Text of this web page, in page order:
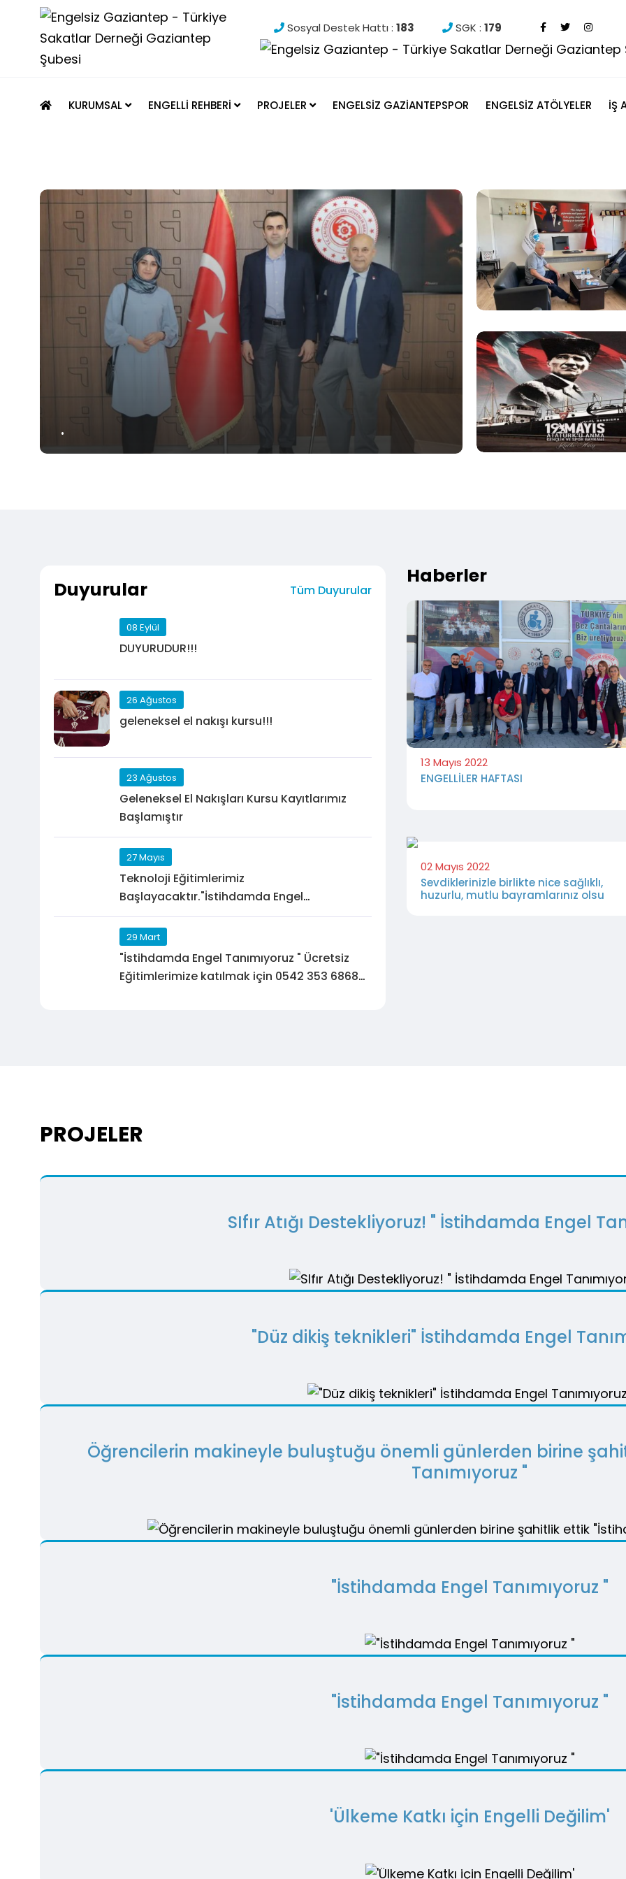
Sosyal Destek Hattı : 183 SGK : 179
KURUMSAL ENGELLİ REHBERİ PROJELER ENGELSİZ GAZİANTEPSPOR ENGELSİZ ATÖLYELER İŞ
.
Duyurular Tüm Duyurular
08 Eylül
DUYURUDUR!!!
26 Ağustos
geleneksel el nakışı kursu!!!
23 Ağustos
Geleneksel El Nakışları Kursu Kayıtlarımız
Başlamıştır
27 Mayıs
Teknoloji Eğitimlerimiz
Başlayacaktır."İstihdamda Engel
Tanımıyoruz " projesinde Eğitimlere katılım
kağlamak isteyen Bay,Bayan,Engelli ,Engelsiz
Tüm Kursiyerlerimizi bekliyoruz.GSM :
05423536868
29 Mart
"İstihdamda Engel Tanımıyoruz " Ücretsiz
Eğitimlerimize katılmak için 0542 353 6868
Haberler
13 Mayıs 2022
ENGELLİLER HAFTASI
02 Mayıs 2022
Sevdiklerinizle birlikte nice sağlıklı,
huzurlu, mutlu bayramlarınız olsu
PROJELER
SIfır Atığı Destekliyoruz! " İstihdamda Engel
"Düz dikiş teknikleri" İstihdamda Engel
Öğrencilerin makineyle buluştuğu önemli günlerden birine
Tanımıyoruz "
"İstihdamda Engel Tanımıyoruz "
"İstihdamda Engel Tanımıyoruz "
'Ülkeme Katkı için Engelli Değilim'